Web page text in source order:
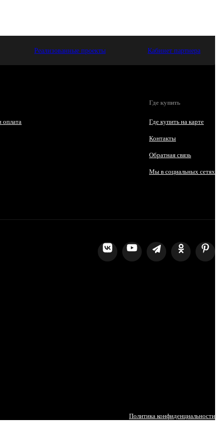
Реализованные проекты Кабинет партнера
оплата
Где купить
Где купить на карте
Контакты
Обратная связь
Мы в социальных сетях
Политика конфиденциальности